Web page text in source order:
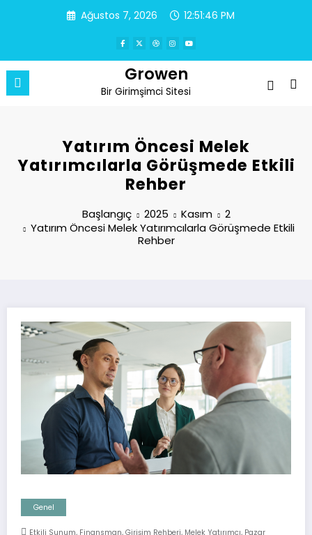
Ağustos 7, 2026 12:51:46 PM
Growen
Bir Girimşimci Sitesi
Yatırım Öncesi Melek
Yatırımcılarla Görüşmede Etkili
Rehber
Başlangıç 2025 Kasım
2
Yatırım Öncesi Melek Yatırımcılarla Görüşmede Etkili
Rehber
Genel
Etkili Sunum, Finansman, Girişim Rehberi, Melek Yatırımcı, Pazar